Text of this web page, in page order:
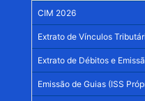
CIM 2026
Extrato de Vínculos
Extrato de Débitos e
Emissão de Guias (ISS